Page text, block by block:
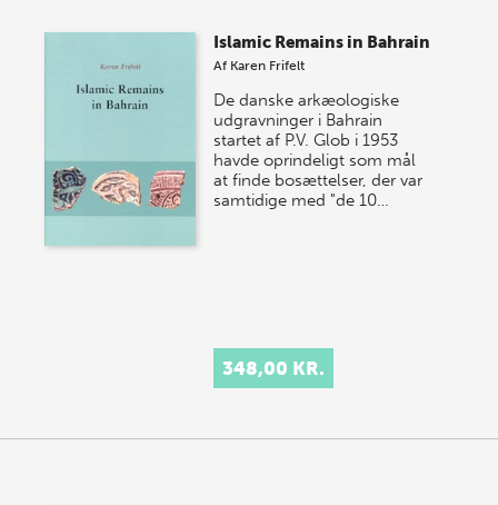
Islamic Remains in Bahrain
Af Karen Frifelt
De danske arkæologiske
udgravninger i Bahrain
startet af P.V. Glob i 1953
havde oprindeligt som mål
at finde bosættelser, der var
samtidige med "de 10…
348,00 KR.